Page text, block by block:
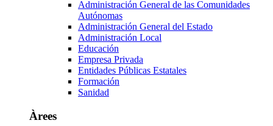
Administración General de las Comunidades
Autónomas
Administración General del Estado
Administración Local
Educación
Empresa Privada
Entidades Públicas Estatales
Formación
Sanidad
Àrees